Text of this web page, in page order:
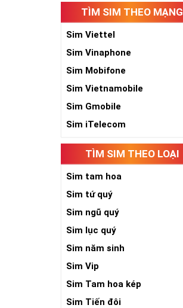
TÌM SIM THEO MẠNG
Sim Viettel
Sim Vinaphone
Sim Mobifone
Sim Vietnamobile
Sim Gmobile
Sim iTelecom
TÌM SIM THEO LOẠI
Sim tam hoa
Sim tứ quý
Sim ngũ quý
Sim lục quý
Sim năm sinh
Sim Vip
Sim Tam hoa kép
Sim Tiến đôi